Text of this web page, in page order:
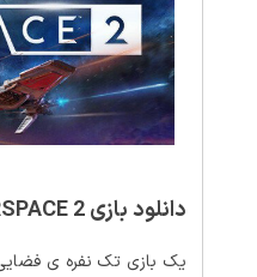
دانلود بازی EVERSPACE 2
یک بازی تک نفره ی